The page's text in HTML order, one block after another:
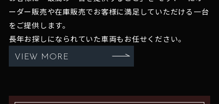
ーダー販売や在庫販売でお客様に満足していただける一台
をご提供します。
長年お探しになられていた車両もお任せください。
VIEW MORE